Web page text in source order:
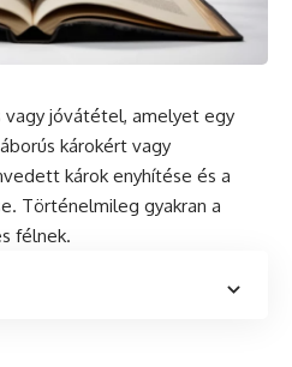
vagy jóvátétel, amelyet egy
károkért vagy
károk enyhítése és a
Történelmileg gyakran a
félnek.